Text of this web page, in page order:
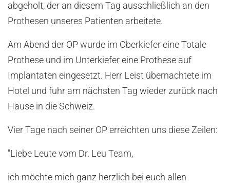
abgeholt, der an diesem Tag ausschließlich an den
Prothesen unseres Patienten arbeitete.
Am Abend der OP wurde im Oberkiefer eine Totale
Prothese und im Unterkiefer eine Prothese auf
Implantaten eingesetzt. Herr Leist übernachtete im
Hotel und fuhr am nächsten Tag wieder zurück nach
Hause in die Schweiz.
Vier Tage nach seiner OP erreichten uns diese Zeilen:
"Liebe Leute vom Dr. Leu Team,
ich möchte mich ganz herzlich bei euch allen